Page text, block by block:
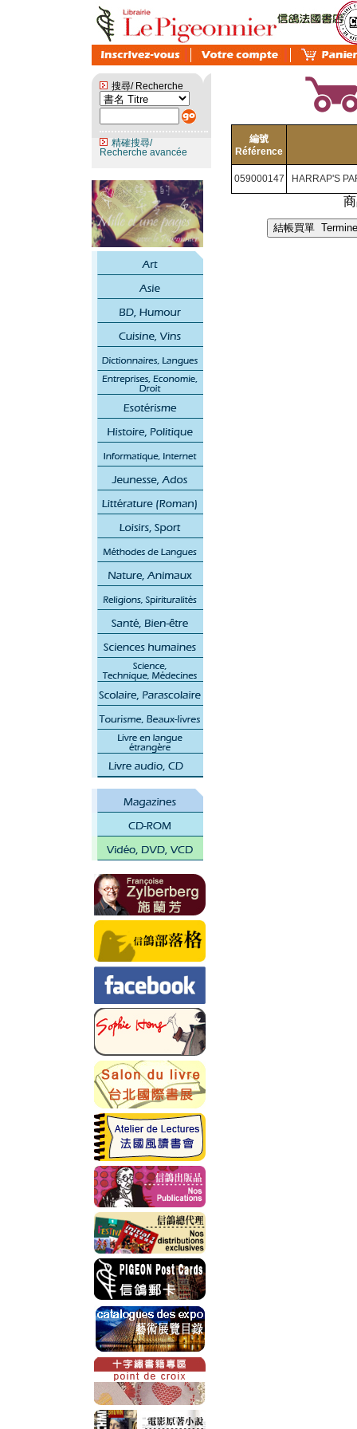
搜尋/ Recherche
精確搜尋/
Recherche avancée
編號
Référence
059000147 HARRAP'S